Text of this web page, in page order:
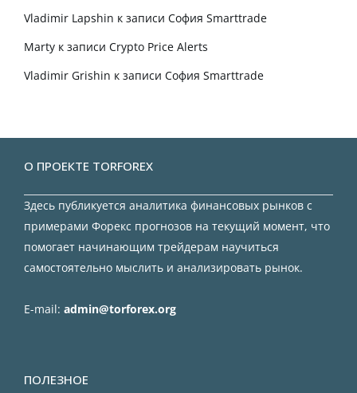
Vladimir Lapshin к записи София Smarttrade
Marty к записи Crypto Price Alerts
Vladimir Grishin к записи София Smarttrade
О ПРОЕКТЕ TORFOREX
Здесь публикуется аналитика финансовых рынков с
примерами Форекс прогнозов на текущий момент, что
помогает начинающим трейдерам научиться
самостоятельно мыслить и анализировать рынок.
E-mail: admin@torforex.org
ПОЛЕЗНОЕ